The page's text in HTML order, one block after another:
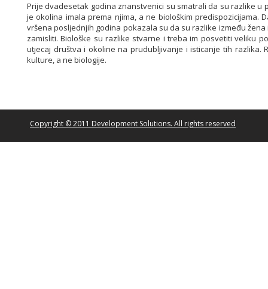
Prije dvadesetak godina znanstvenici su smatrali da su razlike
je okolina imala prema njima, a ne biološkim predispozicijama.
vršena posljednjih godina pokazala su da su razlike između
zamisliti. Biološke su razlike stvarne i treba im posvetiti veliku
utjecaj društva i okoline na prudubljivanje i isticanje tih razlika.
kulture, a ne biologije.
Copyright © 2011 Development Solutions. All rights reserved